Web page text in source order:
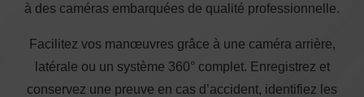
à des caméras embarquées de qualité professionnelle.
Facilitez vos manœuvres grâce à une caméra arrière,
latérale ou un système 360° complet. Enregistrez et
conservez une preuve en cas d’accident, identifiez les